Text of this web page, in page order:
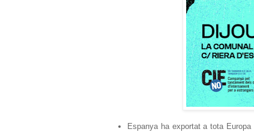
Espanya ha exportat a tota